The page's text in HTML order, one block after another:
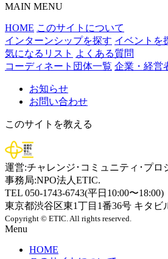
MAIN MENU
HOME このサイトについて
インターンシップを探す イベントを
気になるリスト よくある質問
コーディネート団体一覧 企業・経営
お知らせ
お問い合わせ
このサイトを教える
運営:チャレンジ･コミュニティ･プロ
事務局:NPO法人ETIC.
TEL 050-1743-6743(平日10:00〜18:00)
東京都渋谷区東1丁目1番36号 キタビ
Copyright © ETIC. All rights reserved.
Menu
HOME